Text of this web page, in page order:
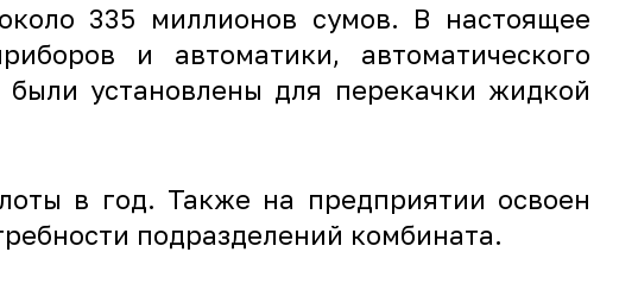
335 миллионов сумов. В настоящее
и автоматики, автоматического
установлены для перекачки жидкой
в год. Также на предприятии освоен
подразделений комбината.